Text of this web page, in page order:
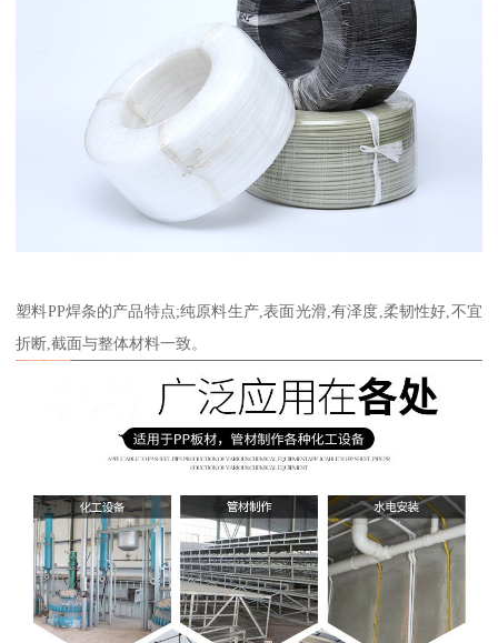
塑料PP焊条的产品特点;纯原料生产,表面光滑,有泽度,柔韧性好,不宜
折断,截面与整体材料一致。